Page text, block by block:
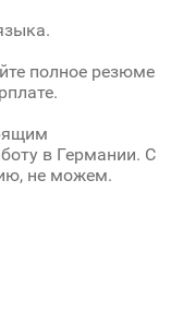
полное резюме
в Германии. С
не можем.